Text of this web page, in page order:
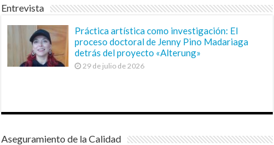
Entrevista
Práctica artística como investigación: El
proceso doctoral de Jenny Pino Madariaga
detrás del proyecto «Alterung»
29 de julio de 2026
Aseguramiento de la Calidad